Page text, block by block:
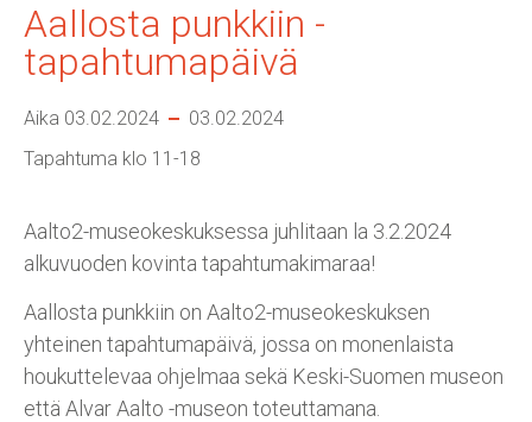
Aallosta punkkiin -
tapahtumapäivä
Aika 03.02.2024
03.02.2024
Tapahtuma klo 11-18
Aalto2-museokeskuksessa juhlitaan la 3.2.2024
alkuvuoden kovinta tapahtumakimaraa!
Aallosta punkkiin on Aalto2-museokeskuksen
yhteinen tapahtumapäivä, jossa on monenlaista
houkuttelevaa ohjelmaa sekä Keski-Suomen museon
että Alvar Aalto -museon toteuttamana.